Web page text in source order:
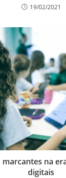
19/02/2021
na
digitais